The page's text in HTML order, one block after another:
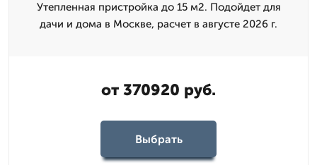
Утепленная пристройка до 15 м2. Подойдет для
дачи и дома в Москве, расчет в августе 2026 г.
от 370920 руб.
Выбрать